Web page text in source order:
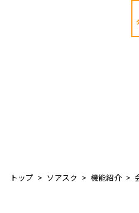
トップ ソアスク 機能紹介